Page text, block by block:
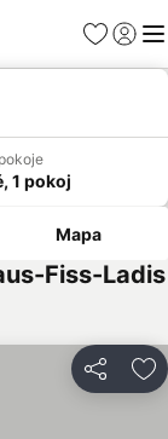
Oblíbené
1 pokoj
Mapa
Fiss-Ladis
Sdílet